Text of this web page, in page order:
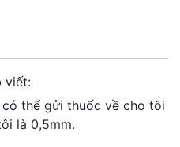
viết:
thể gửi thuốc về cho tôi
là 0,5mm.